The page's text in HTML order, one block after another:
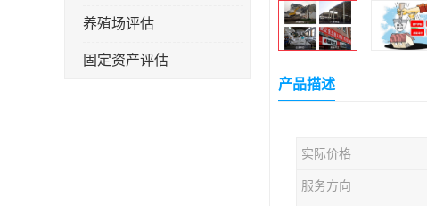
养殖场评估
固定资产评估
产品描述
实际价格
服务方向